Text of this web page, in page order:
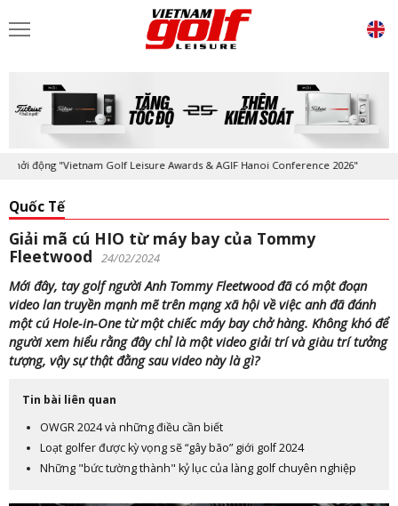
động "Vietnam Golf Leisure Awards & AGIF Hanoi Conference 2026"
Quốc Tế
Giải mã cú HIO từ máy bay của Tommy
Fleetwood
24/02/2024
Mới đây, tay golf người Anh Tommy Fleetwood đã có một đoạn
video lan truyền mạnh mẽ trên mạng xã hội về việc anh đã đánh
một cú Hole-in-One từ một chiếc máy bay chở hàng. Không khó để
người xem hiểu rằng đây chỉ là một video giải trí và giàu trí tưởng
tượng, vậy sự thật đằng sau video này là gì?
Tin bài liên quan
OWGR 2024 và những điều cần biết
Loạt golfer được kỳ vọng sẽ “gây bão” giới golf 2024
Những "bức tường thành" kỷ lục của làng golf chuyên nghiệp